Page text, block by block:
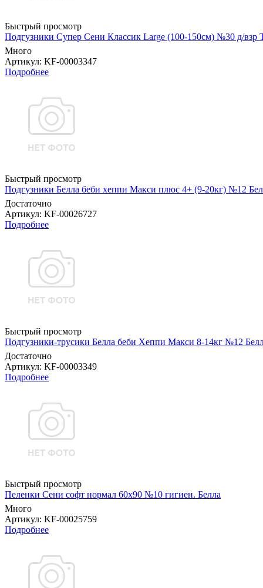
Быстрый просмотр
Подгузники Супер Сени Классик Large (100-150см) №30 д/
Много
Артикул: KF-00003347
Подробнее
Быстрый просмотр
Подгузники Белла беби хеппи Макси плюс 4+ (9-20кг) №12
Достаточно
Артикул: KF-00026727
Подробнее
Быстрый просмотр
Подгузники-трусики Белла беби Хеппи Макси 8-14кг №12
Достаточно
Артикул: KF-00003349
Подробнее
Быстрый просмотр
Пеленки Сени софт нормал 60х90 №10 гигиен. Белла
Много
Артикул: KF-00025759
Подробнее